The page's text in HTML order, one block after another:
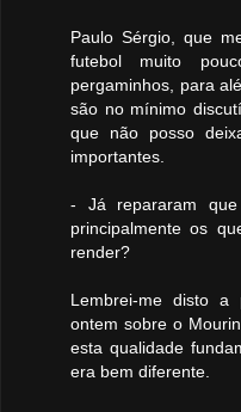
Paulo Sérgio, que
futebol muito
pergaminhos, para
são no mínimo
que não posso
importantes.
- Já repararam que
principalmente os
render?
Lembrei-me disto
ontem sobre o
esta qualidade
era bem diferente.